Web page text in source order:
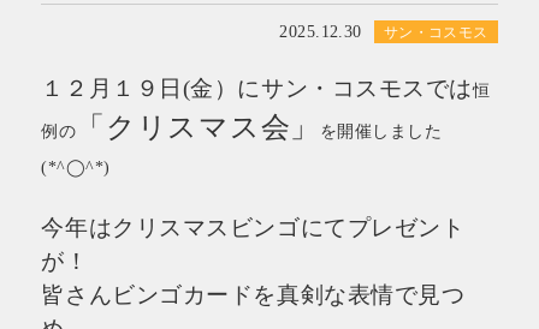
2025.12.30 サン・コスモス
１２月１９日(金）にサン・コスモスでは恒
例の 「クリスマス会」
を開催しました
(*^◯^*)
今年はクリスマスビンゴにてプレゼント
が！
皆さんビンゴカードを真剣な表情で見つ